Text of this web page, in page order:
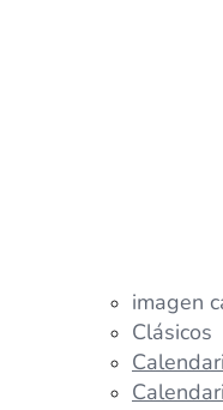
imagen
Clásicos